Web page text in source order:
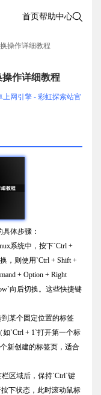
首页帮助中心
操作详细教程
作详细教程
上网引擎 - 彩虹探索站官
体步骤：
系统中，按下`Ctrl +
，则使用`Ctrl + Shift +
+ Option + Right
向后切换。这些快捷键
某个固定位置的标签
`Ctrl + 1`打开第一个标
新创建的标签页，适合
区域后，保持`Ctrl`键
按下状态，此时滚动鼠标